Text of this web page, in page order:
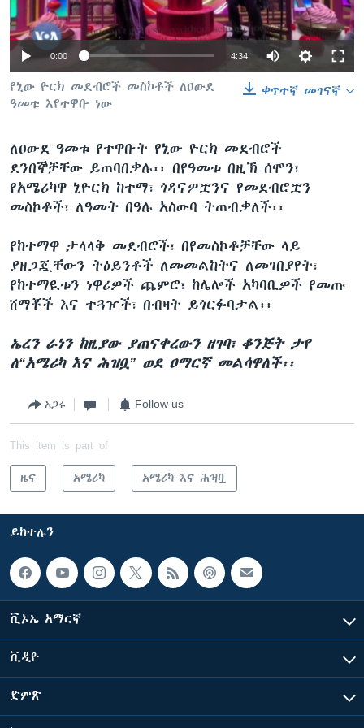
ቋንቋዎች
0:00 4:34
ቀጥተኛ መገናኛ
የኒው ዮርክ መደብሮች መስኮቶች ለዐውደ
ዓመቱ እየተዋቡ ነው
ለዐውደ ዓመቱ የተዋቡት የኒው ዮርክ መደብሮች
ደንበኞቻቸው ይጠባበቃሉ፡፡ በየዓመቱ በዚኽ ሰሞን፣
የአሜሪካዋ ኒዮርክ ከተማ፣ ጎዳናዎቿንና የመደብሮቿን
መስኮቶች፣ ለዓመት በዓሉ አስውባ ትጠብቃለች፡፡
የከተማዋ ታላላቅ መደብሮች፣ በየመስኮቶቻቸው ላይ
ያዘጋጇቸውን ትዕይንቶች ለመመልከትና ለመገበያየት፣
የከተማዪቱን ነዋሪዎች ጨምሮ፣ ከሌሎች አካባቢዎች የመጡ
ሸማቾች እና ተጓዦች፣ በብዛት ይጎርፉባታል፡፡
ኤረን ራነን ከዚያው ያጠናቀረውን ዘገባ፣ ቆንጅት ታየ
ለ“አሜሪካ እና ሕዝቧ” ወደ ዐማርኛ መልሳዋለች፡፡
አጋሩ Follow us
This item is part of
ዜና አሜሪካ አሜሪካ እና ሕዝቧ
ይከተሉን
ቪኦኤ አማርኛ
ቪዲዮ
ድምጽ